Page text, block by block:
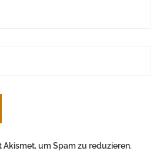
um Spam zu reduzieren.